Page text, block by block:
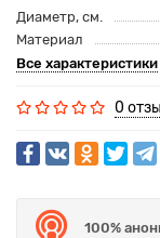
Диаметр, см.
Материал
Все характеристики
0
100%